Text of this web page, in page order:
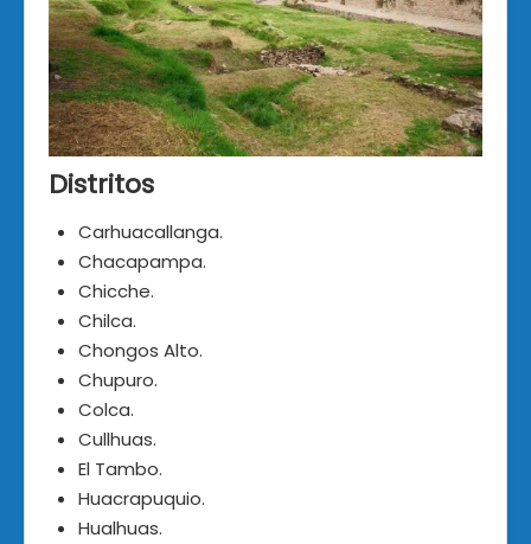
Distritos
Carhuacallanga.
Chacapampa.
Chicche.
Chilca.
Chongos Alto.
Chupuro.
Colca.
Cullhuas.
El Tambo.
Huacrapuquio.
Hualhuas.